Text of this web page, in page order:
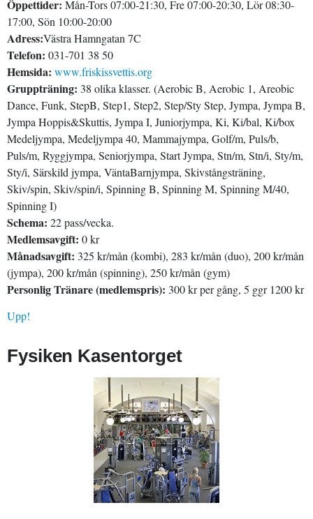
Öppettider: Mån-Tors 07:00-21:30, Fre 07:00-20:30, Lör 08:30-
17:00, Sön 10:00-20:00
Adress:Västra Hamngatan 7C
Telefon: 031-701 38 50
Hemsida: www.friskissvettis.org
Gruppträning: 38 olika klasser. (Aerobic B, Aerobic 1, Areobic
Dance, Funk, StepB, Step1, Step2, Step/Sty Step, Jympa, Jympa B,
Jympa Hoppis&Skuttis, Jympa I, Juniorjympa, Ki, Ki/bal, Ki/box
Medeljympa, Medeljympa 40, Mammajympa, Golf/m, Puls/b,
Puls/m, Ryggjympa, Seniorjympa, Start Jympa, Stn/m, Stn/i, Sty/m,
Sty/i, Särskild jympa, VäntaBarnjympa, Skivstångsträning,
Skiv/spin, Skiv/spin/i, Spinning B, Spinning M, Spinning M/40,
Spinning I)
Schema: 22 pass/vecka.
Medlemsavgift: 0 kr
Månadsavgift: 325 kr/mån (kombi), 283 kr/mån (duo), 200 kr/mån
(jympa), 200 kr/mån (spinning), 250 kr/mån (gym)
Personlig Tränare (medlemspris): 300 kr per gång, 5 ggr 1200 kr
Upp!
Fysiken Kasentorget